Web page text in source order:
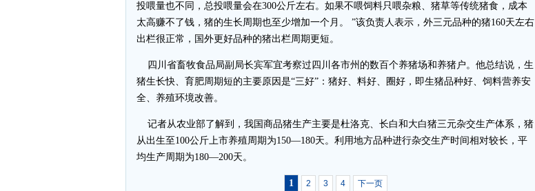
投喂量也不同，总投喂量会在300公斤左右。如果不喂饲料只喂杂粮、猪草等传统猪食，成本
太高赚不了钱，猪的生长周期也至少增加一个月。 ”该负责人表示，外三元品种的猪160天左右
出栏很正常，国外更好品种的猪出栏周期更短。
四川省畜牧食品局副局长宾军宜考察过四川各市州的数百个养猪场和养猪户。他总结说，生
猪生长快、育肥周期短的主要原因是“三好”：猪好、料好、圈好，即生猪品种好、饲料营养安
全、养殖环境改善。
记者从农业部了解到，我国商品猪生产主要是杜洛克、长白和大白猪三元杂交生产体系，猪
从出生至100公斤上市养殖周期为150—180天。利用地方品种进行杂交生产时间相对较长，平
均生产周期为180—200天。
1 2 3 4 下一页